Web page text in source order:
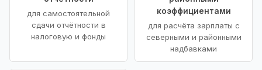
для самостоятельной
сдачи отчётности в
налоговую и фонды
коэффициентами
для расчёта зарплаты с
северными и районными
надбавками